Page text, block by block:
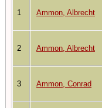
1 Ammon, Albrecht
2 Ammon, Albrecht
3 Ammon, Conrad